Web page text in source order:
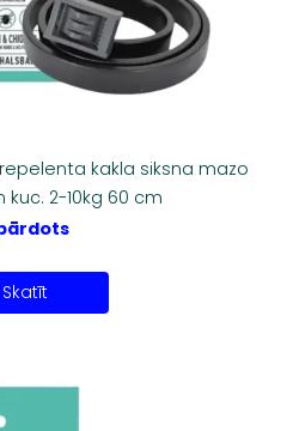
kakla siksna mazo
kuc. 2-10kg 60 cm
Skatīt